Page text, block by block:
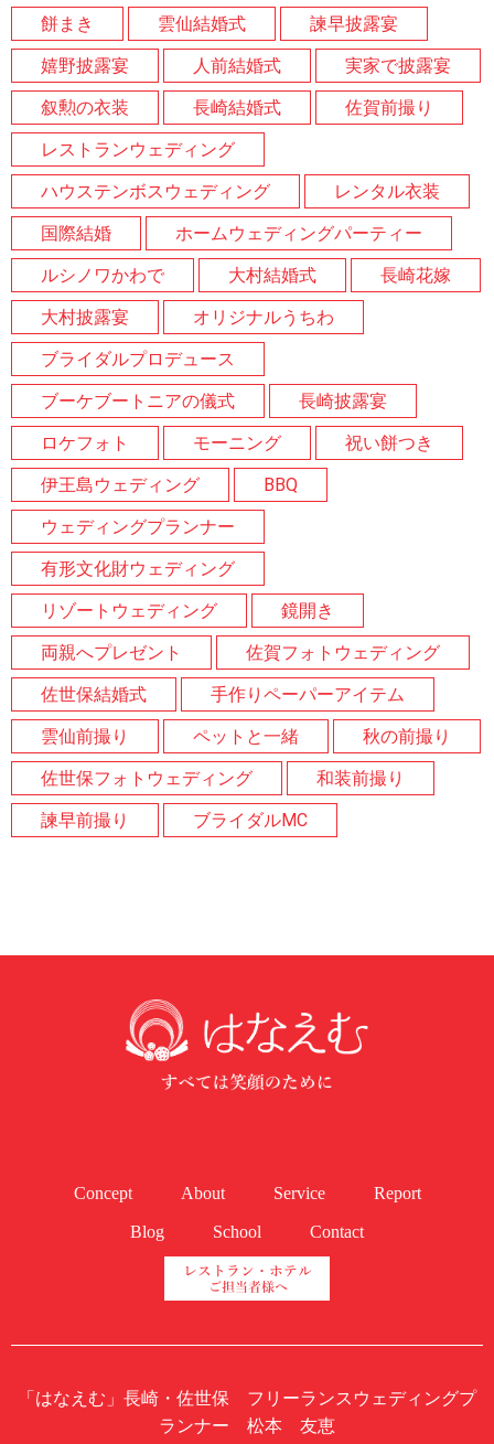
餅まき
雲仙結婚式
諫早披露宴
嬉野披露宴
人前結婚式
実家で披露宴
叙勲の衣装
長崎結婚式
佐賀前撮り
レストランウェディング
ハウステンボスウェディング
レンタル衣装
国際結婚
ホームウェディングパーティー
ルシノワかわで
大村結婚式
長崎花嫁
大村披露宴
オリジナルうちわ
ブライダルプロデュース
ブーケブートニアの儀式
長崎披露宴
ロケフォト
モーニング
祝い餅つき
伊王島ウェディング
BBQ
ウェディングプランナー
有形文化財ウェディング
リゾートウェディング
鏡開き
両親へプレゼント
佐賀フォトウェディング
佐世保結婚式
手作りペーパーアイテム
雲仙前撮り
ペットと一緒
秋の前撮り
佐世保フォトウェディング
和装前撮り
諫早前撮り
ブライダルMC
Concept About Service Report
Blog School Contact
「はなえむ」長崎・佐世保 フリーランスウェディングプ
ランナー 松本 友恵